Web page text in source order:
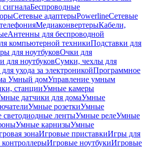
сигналаБеспроводные
Сетевые адаптерыPowerlineСетевые
МедиаконвертерыКабели,
Антенны для беспроводной
компьютерной техникиПодставки для
для ноутбуковОчки для
для ноутбуковСумки, чехлы для
ухода за электроникойПрограммное
Умный домУправление умным
станцииУмные камеры
датчики для домаУмные
Умные розеткиУмные
лентыУмные релеУмные
Умные карнизыУмные
зонаИгровые приставкиИгры для
Игровые ноутбукиИгровые